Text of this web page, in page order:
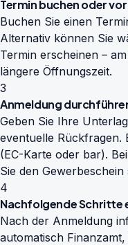
Termin buchen oder
Buchen Sie einen
Alternativ können Sie
Termin erscheinen –
längere Öffnungszeit.
3
Anmeldung
Geben Sie Ihre
eventuelle Rückfragen.
(EC-Karte oder bar).
Sie den
4
Nachfolgende Schritte
Nach der Anmeldung
automatisch